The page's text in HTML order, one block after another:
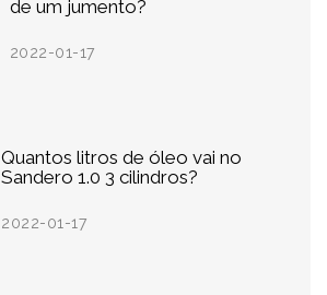
de um jumento?
2022-01-17
Quantos litros de óleo vai no
Sandero 1.0 3 cilindros?
2022-01-17